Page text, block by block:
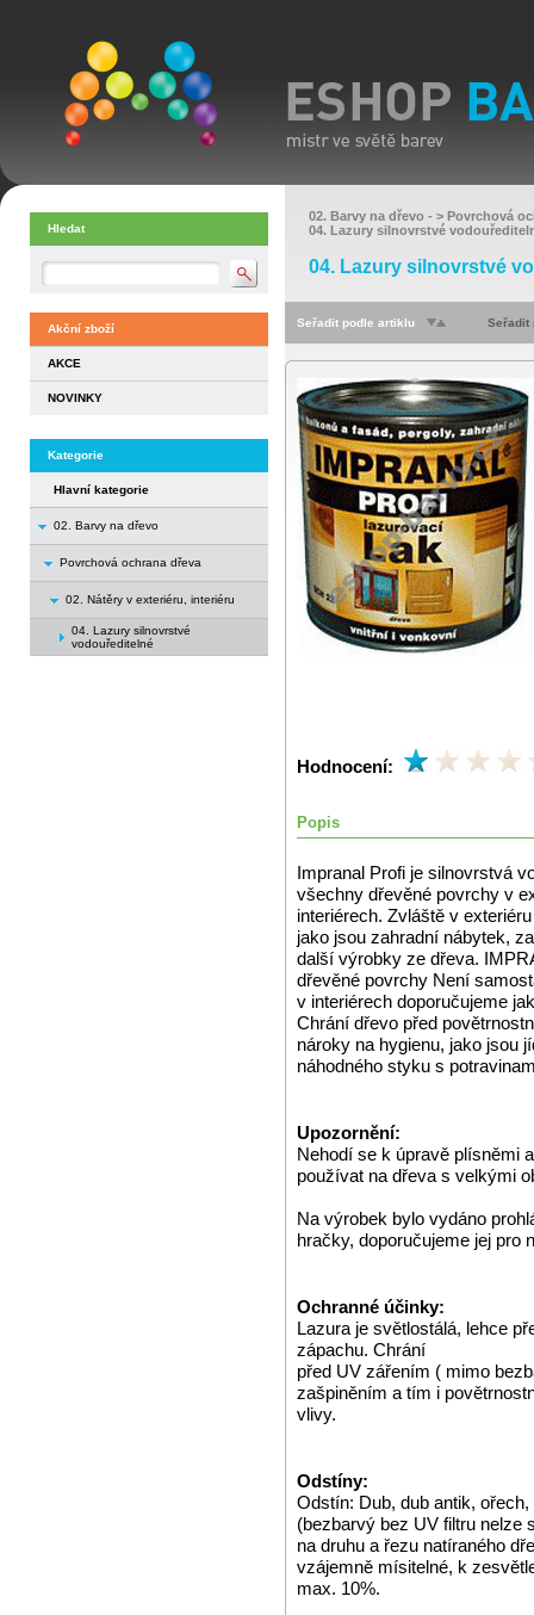
Hledat
Akční zboží
AKCE
NOVINKY
Kategorie
Hlavní kategorie
02. Barvy na dřevo
Povrchová ochrana dřeva
02. Nátěry v exteriéru, interiéru
04. Lazury silnovrstvé
vodouředitelné
02. Barvy na dřevo - > Povrchová
04. Lazury silnovrstvé
04. Lazury silnovrstvé
Seřadit podle artiklu Seřadit
Hodnocení:
Popis
Impranal Profi je silnovrstvá
všechny dřevěné povrchy v
interiérech. Zvláště v
jako jsou zahradní nábytek,
další výrobky ze dřeva.
dřevěné povrchy Není
v interiérech doporučujeme
Chrání dřevo před
nároky na hygienu, jako jsou
náhodného styku s
Upozornění:
Nehodí se k úpravě plísněmi
používat na dřeva s velkými
Na výrobek bylo vydáno
hračky, doporučujeme jej pro
Ochranné účinky:
Lazura je světlostálá, lehce
zápachu. Chrání
před UV zářením ( mimo
zašpiněním a tím i
vlivy.
Odstíny:
Odstín: Dub, dub antik,
(bezbarvý bez UV filtru nelze
na druhu a řezu natíraného
vzájemně mísitelné, k
max. 10%.